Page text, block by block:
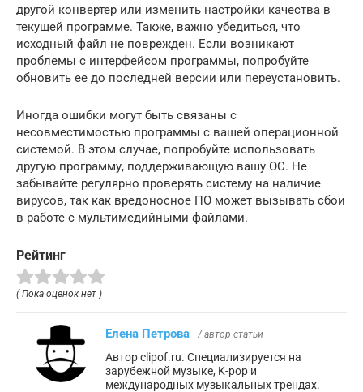
другой конвертер или изменить настройки качества в
текущей программе. Также, важно убедиться, что
исходный файл не поврежден. Если возникают
проблемы с интерфейсом программы, попробуйте
обновить ее до последней версии или переустановить.
Иногда ошибки могут быть связаны с
несовместимостью программы с вашей операционной
системой. В этом случае, попробуйте использовать
другую программу, поддерживающую вашу ОС. Не
забывайте регулярно проверять систему на наличие
вирусов, так как вредоносное ПО может вызывать сбои
в работе с мультимедийными файлами.
Рейтинг
( Пока оценок нет )
Елена Петрова / автор статьи
Автор clipof.ru. Специализируется на
зарубежной музыке, K-pop и
международных музыкальных трендах.